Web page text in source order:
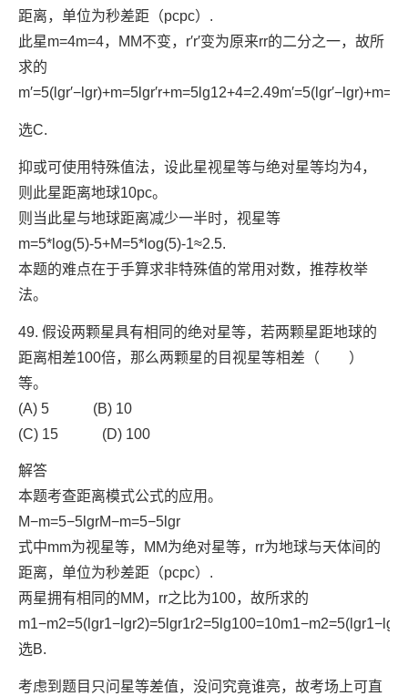
距离，单位为秒差距（pcpc）.
此星m=4m=4， M M不变， r′r′变为原来rr的二分之一，故所
求的
m′=5( lgr′− lgr)+m=5 lgr′r+m=5 lg12+4=2.49
选C.
抑或可使用特殊值法，设此星视星等与绝对星等均为4，
则此星距离地球10pc。
则当此星与地球距离减少一半时，视星等
m=5*log(5)-5+M=5*log(5)-1≈2.5.
本题的难点在于手算求非特殊值的常用对数，推荐枚举
法。
49. 假设两颗星具有相同的绝对星等，若两颗星距地球的
距离相差100倍，那么两颗星的目视星等相差（ ）
等。
(A) 5 (B) 10
(C) 15 (D) 100
解答
本题考查距离模式公式的应用。
M−m=5−5 lgrM−m=5−5lg⁡r
式中mm为视星等， M M为绝对星等， rr为地球与天体间的
距离，单位为秒差距（pcpc）.
两星拥有相同的M M ， rr之比为100，故所求的
m1−m2=5( lgr1− lgr2)=5 lgr1r2=5 lg100=10
选B.
考虑到题目只问星等差值，没问究竟谁亮，故考场上可直